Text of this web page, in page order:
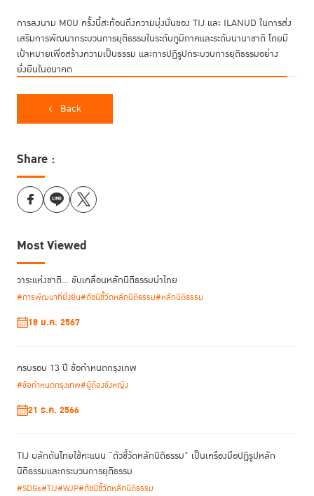
การลงนาม MOU ครั้งนี้สะท้อนถึงความมุ่งมั่นของ TIJ และ ILANUD ในการส่ง
เสริมการพัฒนากระบวนการยุติธรรมในระดับภูมิภาคและระดับนานาชาติ โดยมี
เป้าหมายเพื่อสร้างความเป็นธรรม และการปฏิรูปกระบวนการยุติธรรมอย่าง
ยั่งยืนในอนาคต
Back
Share :
Most Viewed
วาระแห่งชาติ… ขับเคลื่อนหลักนิติธรรมนำไทย
#การพัฒนาที่ยั่งยืน#ดัชนีชี้วัดหลักนิติธรรม#หลักนิติธรรม
18 ม.ค. 2567
ครบรอบ 13 ปี ข้อกำหนดกรุงเทพ
#ข้อกำหนดกรุงเทพ#ผู้ต้องขังหญิง
21 ธ.ค. 2566
TIJ ผลักดันไทยใช้คะแนน “ตัวชี้วัดหลักนิติธรรม” เป็นเครื่องมือปฏิรูปหลัก
นิติธรรมและกระบวนการยุติธรรม
#SDGs#TIJ#WJP#ดัชนีชี้วัดหลักนิติธรรม